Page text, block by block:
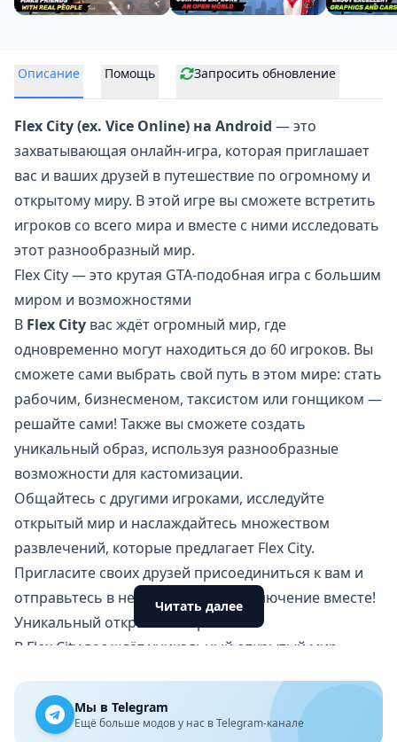
Описание Помощь Запросить обновление
Flex City (ex. Vice Online) на Android — это
захватывающая онлайн-игра, которая приглашает
вас и ваших друзей в путешествие по огромному и
открытому миру. В этой игре вы сможете встретить
игроков со всего мира и вместе с ними исследовать
этот разнообразный мир.
Flex City — это крутая GTA-подобная игра с большим
миром и возможностями
В Flex City вас ждёт огромный мир, где
одновременно могут находиться до 60 игроков. Вы
сможете сами выбрать свой путь в этом мире: стать
рабочим, бизнесменом, таксистом или гонщиком —
решайте сами! Также вы сможете создать
уникальный образ, используя разнообразные
возможности для кастомизации.
Общайтесь с другими игроками, исследуйте
открытый мир и наслаждайтесь множеством
развлечений, которые предлагает Flex City.
Пригласите своих друзей присоединиться к вам и
отправьтесь в незабываемое приключение вместе!
Уникальный открытый мир
В Flex City вас ждёт уникальный открытый мир,
разнообразные машины и другие транспортные
средства, включая роскошные автомобили, лодки и
Читать далее
Мы в Telegram
Ещё больше модов у нас в Telegram-канале